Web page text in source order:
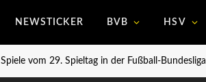
NEWSTICKER BVB HSV
Spiele vom 29. Spieltag in der Fußball-Bundesliga